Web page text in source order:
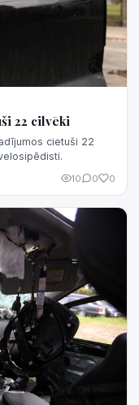
22 cilvēki
cietuši 22
10 0 0